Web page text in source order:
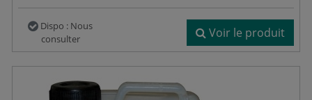
Dispo : Nous
consulter
Voir le produit